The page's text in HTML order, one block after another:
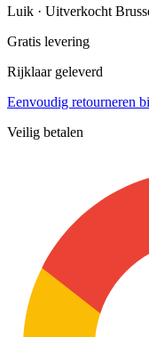
Luik · Uitverkocht
Gratis levering
Rijklaar geleverd
Eenvoudig retourneren
Veilig betalen